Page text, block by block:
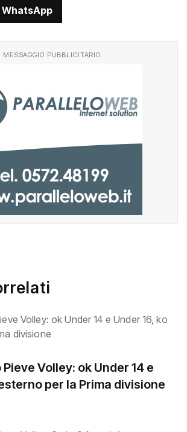
WhatsApp
MESSAGGIO PUBBLICITARIO
Volley: ok Under 14 e
per la Prima divisione